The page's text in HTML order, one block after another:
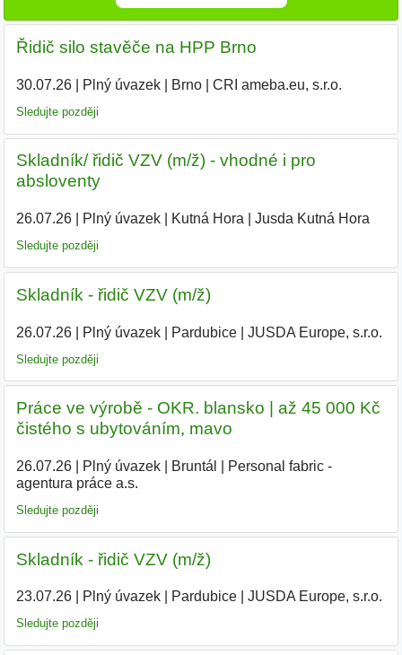
Řidič silo stavěče na HPP Brno
30.07.26| Plný úvazek| Brno| CRI ameba.eu, s.r.o.
Sledujte později
Skladník/ řidič VZV (m/ž) - vhodné i pro
absloventy
26.07.26| Plný úvazek| Kutná Hora Jusda Kutná Hora
Sledujte později
Skladník - řidič VZV (m/ž)
26.07.26| Plný úvazek| Pardubice| JUSDA Europe, s.r.o.
Sledujte později
Práce ve výrobě - OKR. blansko | až 45 000 Kč
čistého s ubytováním, mavo
26.07.26| Plný úvazek| Bruntál
Personal fabric -
agentura práce a.s.
Sledujte později
Skladník - řidič VZV (m/ž)
23.07.26| Plný úvazek| Pardubice| JUSDA Europe, s.r.o.
Sledujte později